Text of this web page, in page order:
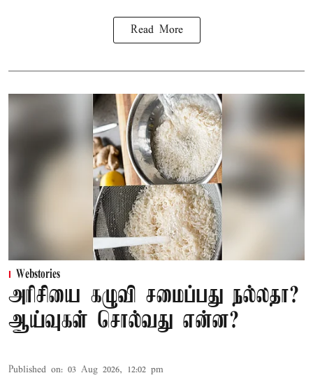
Read More
Webstories
அரிசியை கழுவி சமைப்பது நல்லதா?
ஆய்வுகள் சொல்வது என்ன?
Published on: 03 Aug 2026, 12:02 pm